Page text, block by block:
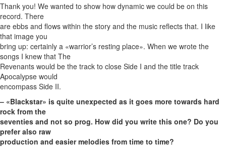
Thank you! We wanted to show how dynamic we could be on this
record. There
are ebbs and flows within the story and the music reflects that. I like
that image you
bring up: certainly a «warrior’s resting place». When we wrote the
songs I knew that The
Revenants would be the track to close Side I and the title track
Apocalypse would
encompass Side II.
– «Blackstar» is quite unexpected as it goes more towards hard
rock from the
seventies and not so prog. How did you write this one? Do you
prefer also raw
production and easier melodies from time to time?